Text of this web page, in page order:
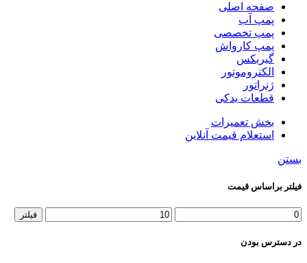
صفحه اصلی
پمپ آب
پمپ تخصصی
پمپ کارواش
گیربکس
الکتروموتور
ژنراتور
قطعات یدکی
بخش تعمیرات
استعلام قیمت آنلاین
بستن
فیلتر براساس قیمت
حداقل
حداکثر
فیلتر
در دسترس بودن